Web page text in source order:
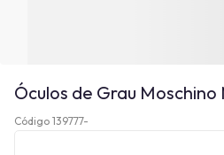
Óculos de Grau
Código 139777-